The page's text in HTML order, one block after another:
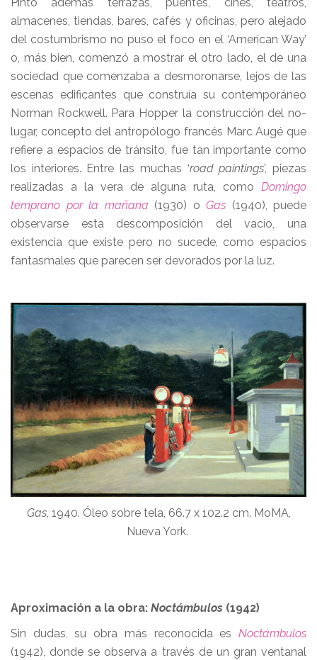
almacenes, tiendas, bares, cafés y oficinas, pero alejado
del costumbrismo no puso el foco en el ‘American Way’
o, más bien, comenzó a mostrar el otro lado, el de una
sociedad que comenzaba a desmoronarse, lejos de las
escenas edificantes que construía su contemporáneo
Norman Rockwell. Para Hopper la construcción del no-
lugar, concepto del antropólogo francés Marc Augé que
refiere a espacios de tránsito, fue tan importante como
los interiores. Entre las muchas ‘road paintings’, piezas
realizadas a la vera de alguna ruta, como Domingo
temprano por la mañana (1930) o Gas (1940), puede
observarse esta descomposición del vacío, una
existencia que existe pero no sucede, como espacios
fantasmales que parecen ser devorados por la luz.
Gas, 1940. Óleo sobre tela, 66.7 x 102.2 cm. MoMA,
Nueva York.
Aproximación a la obra: Noctámbulos (1942)
Sin dudas, su obra más reconocida es Noctámbulos
(1942), donde se observa a través de un gran ventanal